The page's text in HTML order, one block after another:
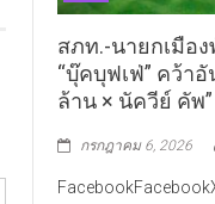
สภท.-นายกเมือ
“บุ๊คบุฟเฟ่” คว้า
ล้าน × นัควีย์ คัพ”
กรกฎาคม 6, 2026